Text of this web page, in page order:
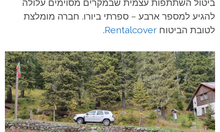
ביטול השתתפות עצמית שבמקרים מסוימים עלולה
להגיע למספר ארבע – ספרתי ביורו. חברה מומלצת
לטובת הביטוח Rentalcover
.